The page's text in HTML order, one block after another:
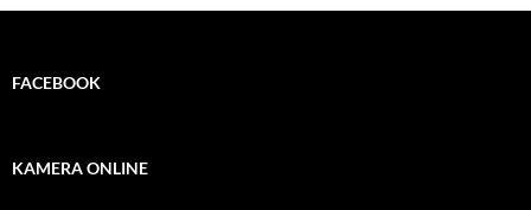
FACEBOOK
KAMERA ONLINE